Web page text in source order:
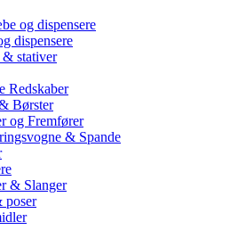
og dispensere
dispensere
& stativer
Redskaber
Børster
og Fremfører
& Spande
& Slanger
poser